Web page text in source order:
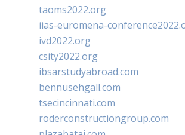
taoms2022.org
iias-euromena-
ivd2022.org
csity2022.org
ibsarstudyabroad.com
bennusehgall.com
tsecincinnati.com
roderconstructiongroup.com